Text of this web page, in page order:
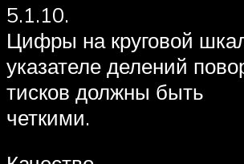
5.1.10.
Цифры на круговой
указателе делений
тисков должны быть
четкими.